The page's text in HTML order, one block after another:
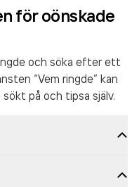
för oönskade
och söka efter ett
“Vem ringde” kan
på och tipsa själv.